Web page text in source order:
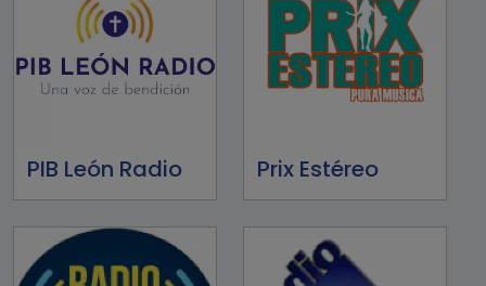
PIB León Radio Prix Estéreo